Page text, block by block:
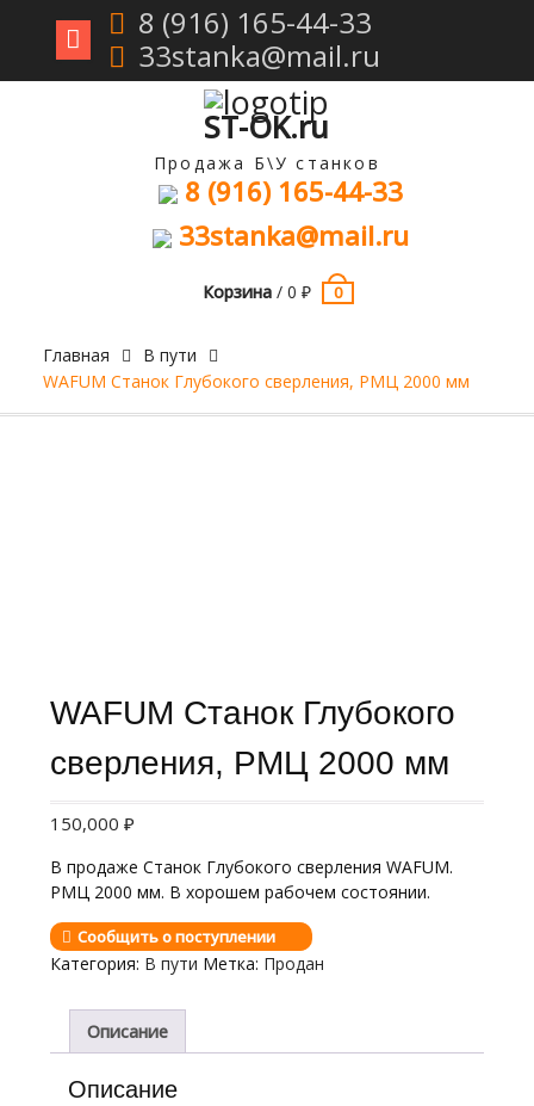
Перейти
8 (916) 165-44-33
33stanka@mail.ru
ST-OK.ru
Продажа Б\У станков
8 (916) 165-44-33
33stanka@mail.ru
Корзина/ 0 ₽ 0
Главная
В пути
WAFUM Станок Глубокого сверления, РМЦ 2000 мм
WAFUM Станок Глубокого
сверления, РМЦ 2000 мм
150,000 ₽
В продаже Станок Глубокого сверления WAFUM.
РМЦ 2000 мм. В хорошем рабочем состоянии.
Сообщить о поступлении
Категория: В пути Метка: Продан
Описание
Описание